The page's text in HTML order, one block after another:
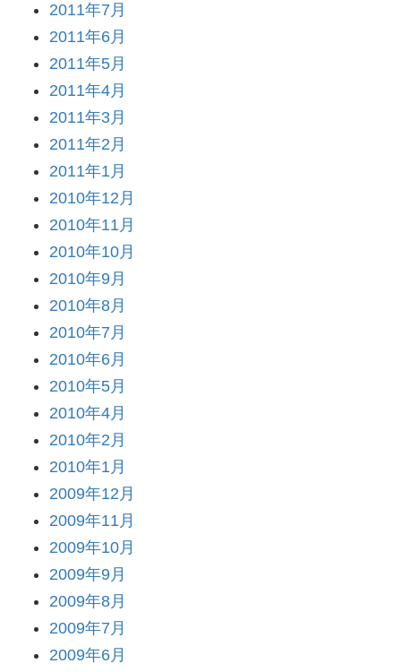
2011年7月
2011年6月
2011年5月
2011年4月
2011年3月
2011年2月
2011年1月
2010年12月
2010年11月
2010年10月
2010年9月
2010年8月
2010年7月
2010年6月
2010年5月
2010年4月
2010年2月
2010年1月
2009年12月
2009年11月
2009年10月
2009年9月
2009年8月
2009年7月
2009年6月